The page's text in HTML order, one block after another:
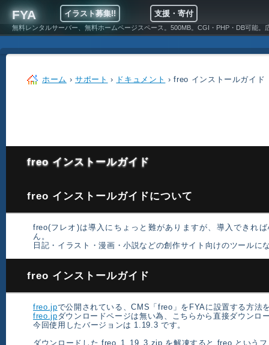
支援・寄付
イラスト募集!!
FYA
無料レンタルサーバー、無料ホームページスペース。500MB。CGI・PHP・DB可能。
ホーム › サポート › ドキュメント › freo インストールガイド
freo インストールガイド
freo インストールガイドについて
freo(フレオ)は導入にちょっと難がありますが、導入できれ
ん。
日記・イラスト・漫画・小説などの創作サイト向けのツールに
freo インストールガイド
freo.jpで公開されている、CMS「freo」をFYAに設置する方法
freo.jpダウンロードページは無い為、こちらから直接ダウンロ
今回使用したバージョンは 1.19.3 です。
ダウンロードした freo_1_19_3.zip を解凍すると freo という